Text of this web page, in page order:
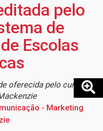
pelo
de
Escolas
oferecida pelo curso de
- Marketing